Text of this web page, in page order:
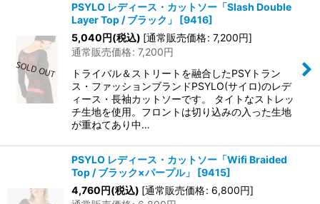
PSYLO レディース・カットソー「Slash Double
Layer Top / ブラック」
[9416]
5,040円(税込) [通常販売価格: 7,200円]
通常販売価格: 7,200円
トライバル＆ストリートを融合したPSYトラン
ス・ファッションブランドPSYLO(サイロ)のレデ
ィース・長袖カットソーです。 タイトなストレッ
チ生地を使用。フロントは切り込みの入った生地
が重ねてあり中…
PSYLO レディース・カットソー「Wifi Braided
Top / ブラック×パープル」
[9415]
4,760円(税込) [通常販売価格: 6,800円]